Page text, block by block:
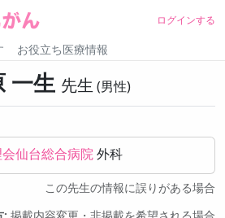
ログインする
お役立ち医療情報
一生 先生 男性
仙台総合病院外科
この先生の情報に誤りがある場合
: 掲載内容変更・非掲載を希望される場合